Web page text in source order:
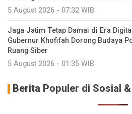
5 August 2026 - 07:32 WIB
Jaga Jatim Tetap Damai di Era
Gubernur Khofifah Dorong Budaya
Ruang Siber
5 August 2026 - 01:35 WIB
Berita Populer di Sosial